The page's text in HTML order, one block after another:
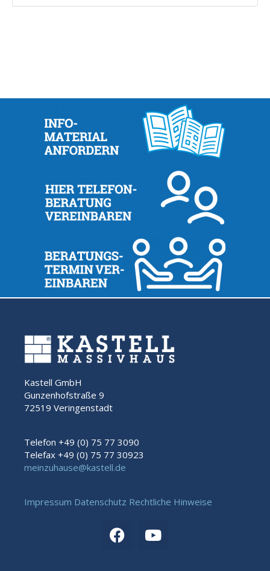
Kastell GmbH
Gunzenhofstraße 9
72519 Veringenstadt
Telefon +49 (0) 75 77 3090
Telefax +49 (0) 75 77 30923
meinzuhause@kastell.de
Impressum Datenschutz Rechtliche Hinweise